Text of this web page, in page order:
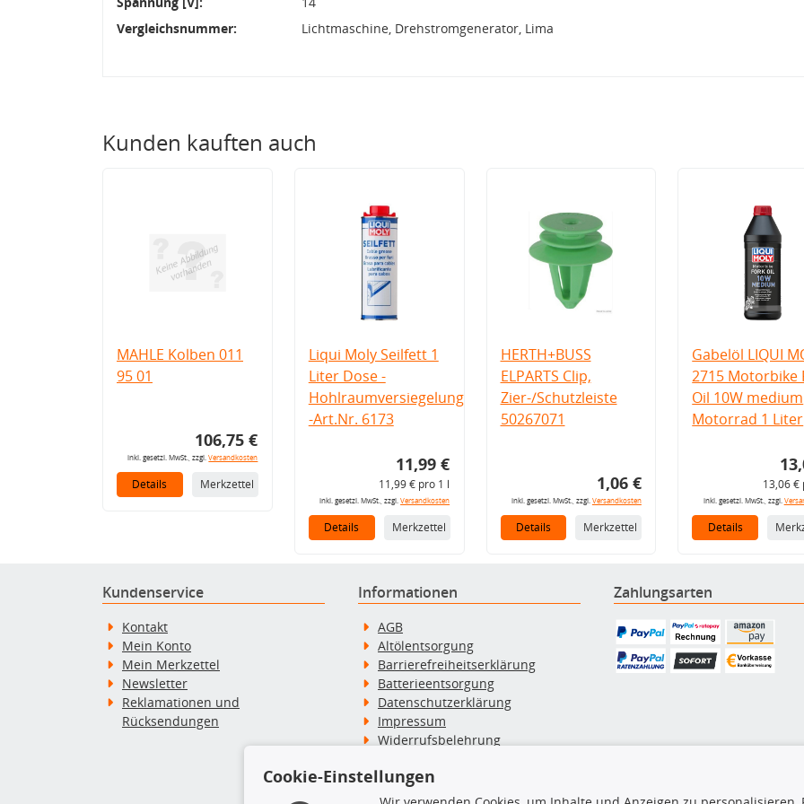
Vergleichsnummer:
Lichtmaschine, Drehstromgenerator, Lima
Kunden kauften auch
MAHLE Kolben 011
95 01
106,75 €
inkl. gesetzl. MwSt., zzgl.Versandkosten
Details Merkzettel
Liqui Moly Seilfett 1
Liter Dose -
Hohlraumversiegelung
-Art.Nr. 6173
11,99 €
11,99 € pro 1 l
inkl. gesetzl. MwSt., zzgl.Versandkosten
Details Merkzettel
HERTH+BUSS
ELPARTS Clip,
Zier-/Schutzleiste
50267071
1,06 €
inkl. gesetzl. MwSt., zzgl. Versandkosten
Details Merkzettel
Gabelöl LIQUI
2715 Motorbike
Oil 10W medium
Motorrad 1 Liter
13,06 €
inkl. gesetzl. MwSt., zzgl.
Details
Kundenservice
Kontakt
Mein Konto
Mein Merkzettel
Newsletter
Reklamationen und
Rücksendungen
Informationen
AGB
Altölentsorgung
Barrierefreiheitserklärung
Batterieentsorgung
Datenschutzerklärung
Impressum
Widerrufsbelehrung
Zahlung & Versand
Zahlungsarten
Cookie-Einstellungen